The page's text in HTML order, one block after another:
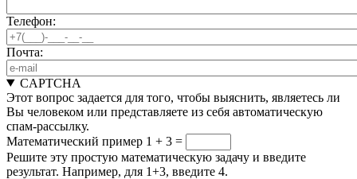
Телефон:
Почта:
CAPTCHA
Этот вопрос задается для того, чтобы выяснить, являетесь ли
Вы человеком или представляете из себя автоматическую
спам-рассылку.
Математический пример 1 + 3 =
Решите эту простую математическую задачу и введите
результат. Например, для 1+3, введите 4.